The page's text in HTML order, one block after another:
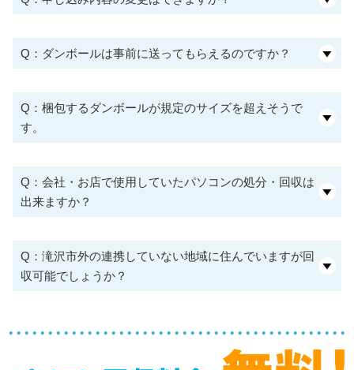
Q：ダンボールは事前に送ってもらえるのですか？
Q：梱包するダンボールが規定のサイズを超えそうで
す。
Q：会社・お店で使用していたパソコンの処分・回収は
出来ますか？
Q：滝沢市外の連携していない地域に住んでいますが回
収可能でしょうか？